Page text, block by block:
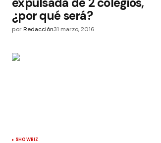
¿por qué será?
porRedacción31 marzo, 2016
SHOWBIZ